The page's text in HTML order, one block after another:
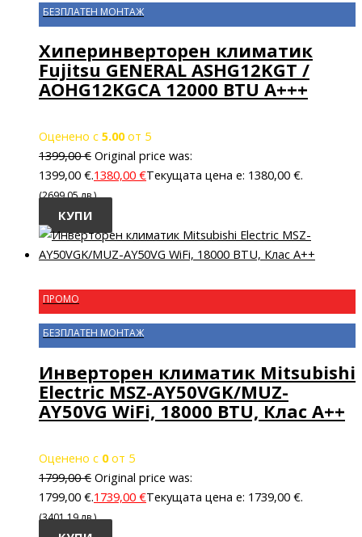
БЕЗПЛАТЕН МОНТАЖ
Хиперинверторен климатик
Fujitsu GENERAL ASHG12KGT /
AOHG12KGCA 12000 BTU A+++
Оценено с 5.00от 5
1399,00€ Original price was:
1399,00 €.1380,00 €Текущата цена е: 1380,00 €.
(2699.05 лв.)
КУПИ
ПРОМО
БЕЗПЛАТЕН МОНТАЖ
Инверторен климатик Mitsubishi
Electric MSZ-AY50VGK/MUZ-
AY50VG WiFi, 18000 BTU, Клас A++
Оценено с 0от 5
1799,00€ Original price was:
1799,00 €.1739,00 €Текущата цена е: 1739,00 €.
(3401.19 лв.)